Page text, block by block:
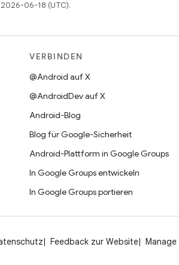
06-18 (UTC).
VERBINDEN
@Android auf X
@AndroidDev auf X
Android-Blog
Blog für Google-Sicherheit
Android-Plattform in Google Groups
In Google Groups entwickeln
In Google Groups portieren
Feedback zur Website